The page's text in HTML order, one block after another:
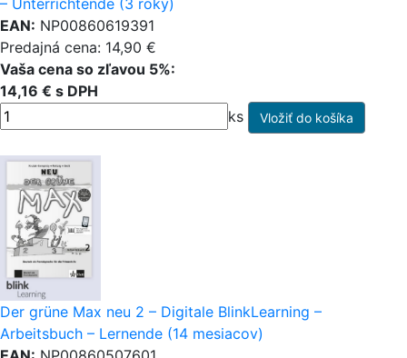
– Unterrichtende (3 roky)
EAN: NP00860619391
Predajná cena: 14,90 €
Vaša cena so zľavou 5%:
14,16 € s DPH
ks
Der grüne Max neu 2 – Digitale BlinkLearning –
Arbeitsbuch – Lernende (14 mesiacov)